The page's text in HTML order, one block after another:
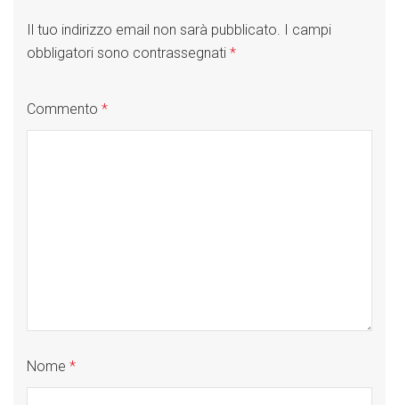
Il tuo indirizzo email non sarà pubblicato. I campi
obbligatori sono contrassegnati *
Commento *
Nome *